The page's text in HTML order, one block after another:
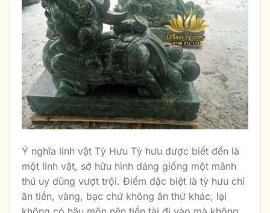
Ý nghĩa linh vật Tỳ Hưu Tỳ hưu được biết đến là
một linh vật, sở hữu hình dáng giống một mãnh
thú uy dũng vượt trội. Điểm đặc biệt là tỳ hưu chỉ
ăn tiền, vàng, bạc chứ không ăn thứ khác, lại